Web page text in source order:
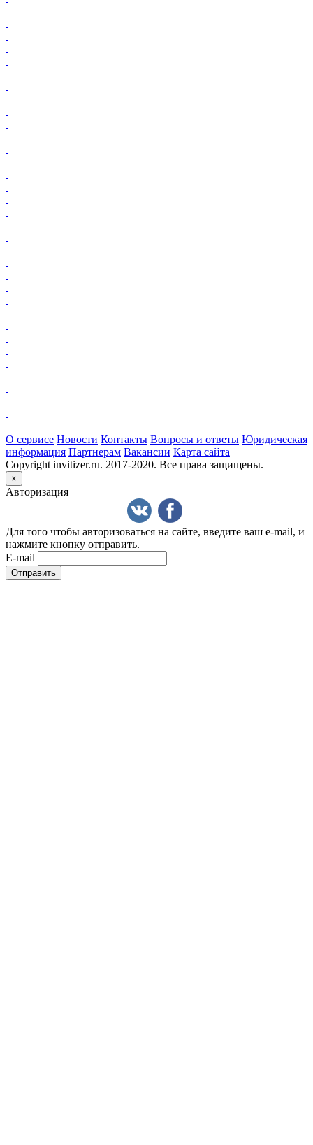
О сервисе Новости Контакты Вопросы и ответы Юридическая
информация Партнерам Вакансии Карта сайта
Copyright invitizer.ru. 2017-2020. Все права защищены.
×
Авторизация
Для того чтобы авторизоваться на сайте, введите ваш e-mail, и
нажмите кнопку отправить.
E-mail
Отправить